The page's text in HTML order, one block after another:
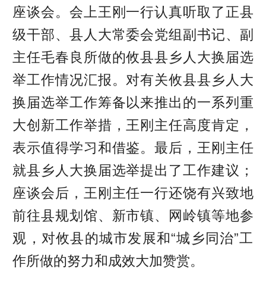
座谈会。会上王刚一行认真听取了正县
级干部、县人大常委会党组副书记、副
主任毛春良所做的攸县县乡人大换届选
举工作情况汇报。对有关攸县县乡人大
换届选举工作筹备以来推出的一系列重
大创新工作举措，王刚主任高度肯定，
表示值得学习和借鉴。最后，王刚主任
就县乡人大换届选举提出了工作建议；
座谈会后，王刚主任一行还饶有兴致地
前往县规划馆、新市镇、网岭镇等地参
观，对攸县的城市发展和“城乡同治”工
作所做的努力和成效大加赞赏。